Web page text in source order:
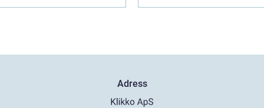
Adress